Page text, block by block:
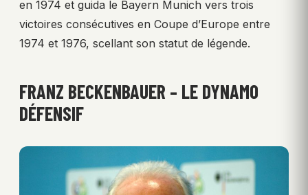
en 1974 et guida le Bayern Munich vers trois
victoires consécutives en Coupe d’Europe entre
1974 et 1976, scellant son statut de légende.
FRANZ BECKENBAUER – LE DYNAMO
DÉFENSIF